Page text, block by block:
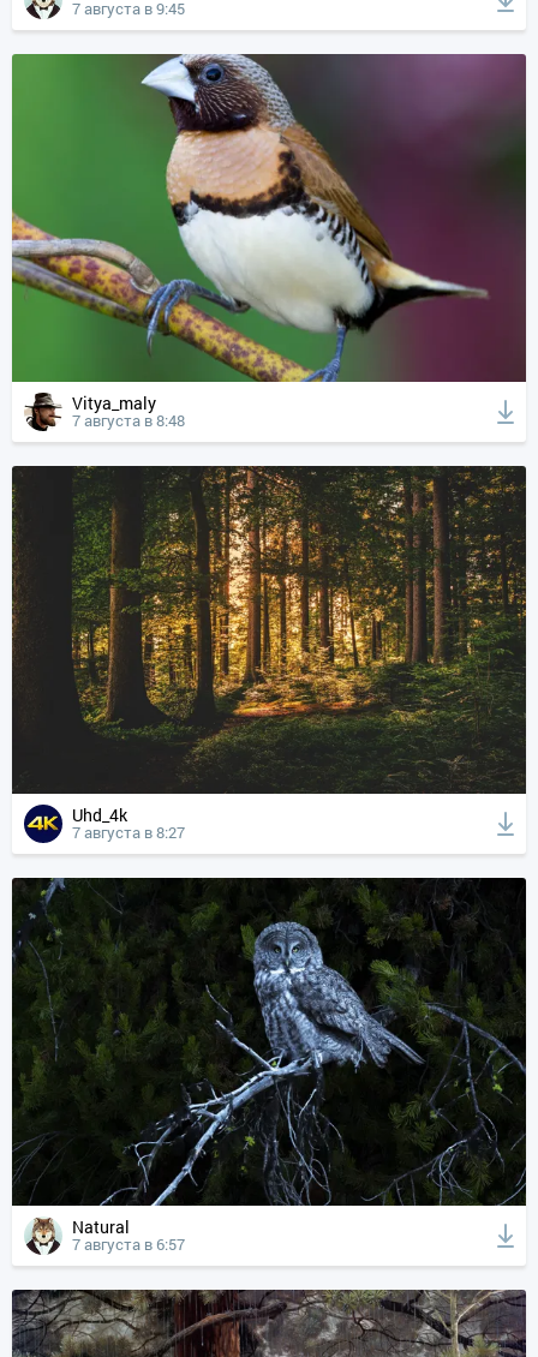
7 августа в 9:45
Vitya_maly
7 августа в 8:48
Uhd_4k
7 августа в 8:27
Natural
7 августа в 6:57